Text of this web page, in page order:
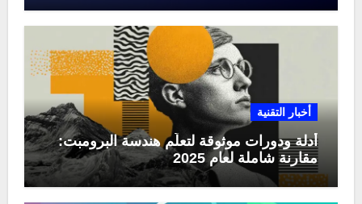
أخبار التقنية
أدلة ودورات موثوقة لتعلّم هندسة البرومبت:
مقارنة شاملة لعام 2025